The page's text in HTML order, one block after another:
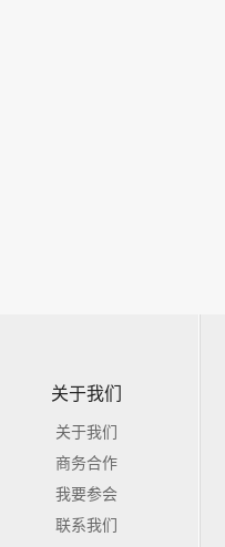
关于我们
关于我们
商务合作
我要参会
联系我们